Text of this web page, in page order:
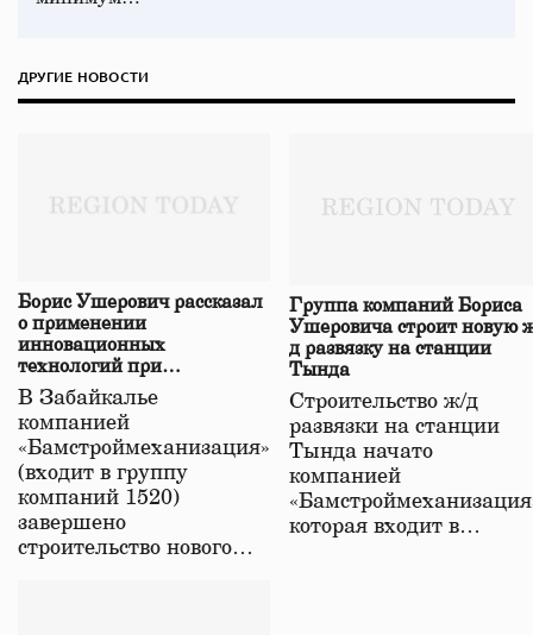
ДРУГИЕ НОВОСТИ
Борис Ушерович рассказал
о применении
инновационных
технологий при
строительстве нового моста
в Забайкалье
В Забайкалье
компанией
«Бамстроймеханизация»
(входит в группу
компаний 1520)
завершено
строительство нового…
Группа компаний Бориса
Ушеровича строит новую
д развязку на станции
Тында
Строительство ж/д
развязки на станции
Тында начато
компанией
которая входит в…